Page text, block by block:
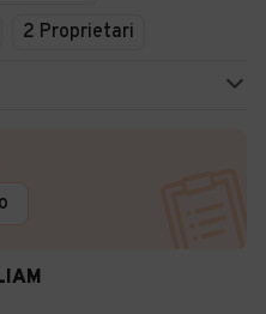
2 Proprietari